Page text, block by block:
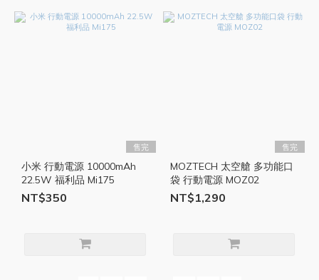
售完
小米 行動電源 10000mAh
22.5W 福利品 Mi175
NT$350
售完
MOZTECH 太空艙 多功能口
袋 行動電源 MOZ02
NT$1,290